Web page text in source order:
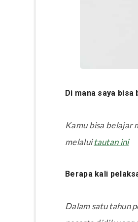
Di mana saya
Kamu bisa belajar
melaluitautan ini
Berapa kali
Dalam satu tahun